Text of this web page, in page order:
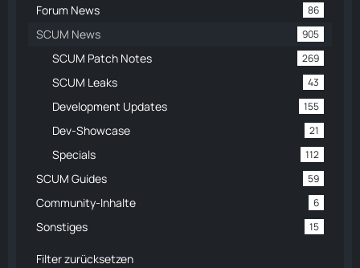
Forum News 86
SCUM News 905
SCUM Patch Notes 269
SCUM Leaks 43
Development Updates 155
Dev-Showcase 21
Specials 112
SCUM Guides 59
Community-Inhalte 6
Sonstiges 15
Filter zurücksetzen